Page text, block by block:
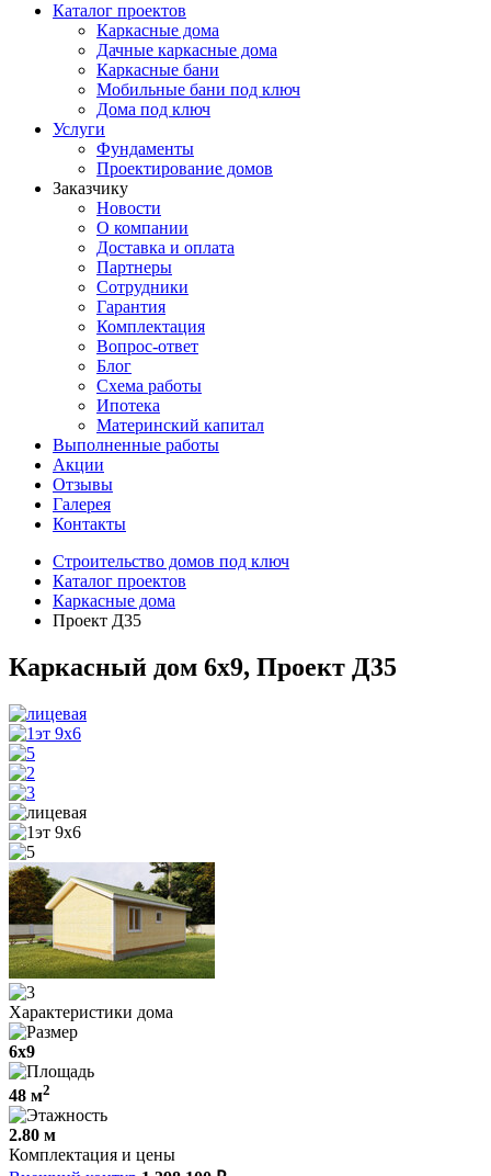
Каталог проектов
Каркасные дома
Дачные каркасные дома
Каркасные бани
Мобильные бани под ключ
Дома под ключ
Услуги
Фундаменты
Проектирование домов
Заказчику
Новости
О компании
Доставка и оплата
Партнеры
Сотрудники
Гарантия
Комплектация
Вопрос-ответ
Блог
Схема работы
Ипотека
Материнский капитал
Выполненные работы
Акции
Отзывы
Галерея
Контакты
Строительство домов под ключ
Каталог проектов
Каркасные дома
Проект Д35
Каркасный дом 6х9, Проект Д35
Характеристики дома
6х9
48 м2
2.80 м
Комплектация и цены